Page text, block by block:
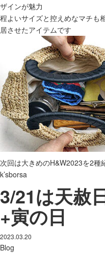
ザインが魅力
程よいサイズと控えめなマチも
居させたアイテムです
次回は大きめのH&W2023を2種
k’sborsa
3/21は天赦
+寅の日
2023.03.20
Blog